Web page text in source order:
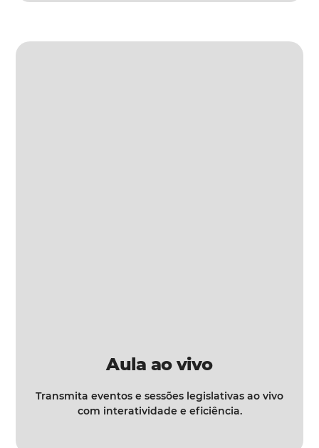
Aula ao vivo
Transmita eventos e sessões legislativas ao vivo
com interatividade e eficiência.